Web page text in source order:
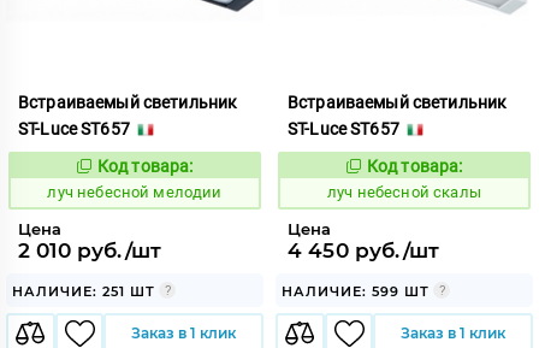
Встраиваемый светильник
ST-Luce ST657
Код:
898548
Код товара:
луч небесной мелодии
Цена
2 010 руб./шт
НАЛИЧИЕ: 251 ШТ
Заказ в 1 клик
Встраиваемый светильник
ST-Luce ST657
Код:
898591
Код товара:
луч небесной скалы
Цена
4 450 руб./шт
НАЛИЧИЕ: 599 ШТ
Заказ в 1 клик